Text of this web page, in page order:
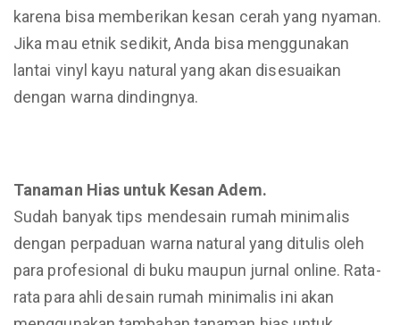
karena bisa memberikan kesan cerah yang nyaman.
Jika mau etnik sedikit, Anda bisa menggunakan
lantai vinyl kayu natural yang akan disesuaikan
dengan warna dindingnya.
Tanaman Hias untuk Kesan Adem.
Sudah banyak tips mendesain rumah minimalis
dengan perpaduan warna natural yang ditulis oleh
para profesional di buku maupun jurnal online. Rata-
rata para ahli desain rumah minimalis ini akan